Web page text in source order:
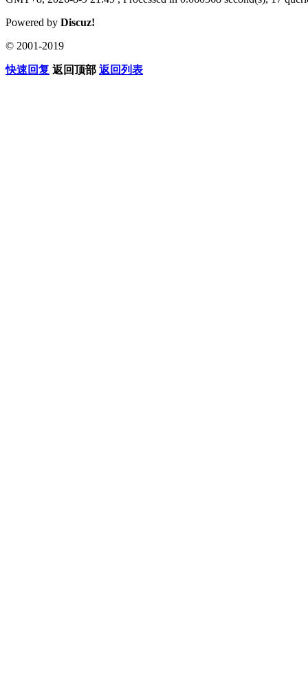
Powered by Discuz!
© 2001-2019
快速回复 返回顶部 返回列表